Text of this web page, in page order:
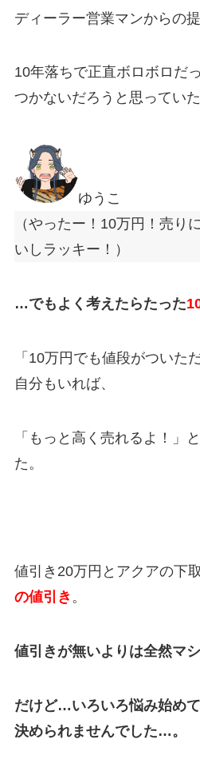
ディーラー営業マンからの
10年落ちで正直ボロボロだ
つかないだろうと思っていた
ゆうこ
（やったー！10万円！売り
いしラッキー！）
…でもよく考えたらたった
「10万円でも値段がついた
自分もいれば、
「もっと高く売れるよ！」
た。
値引き 20万円 とアクアの下
の値引き 。
値引きが無いよりは全然マシ
だけど…いろいろ悩み始め
決められませんでした…。